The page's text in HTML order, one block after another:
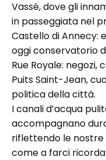
Vassé, dove gli
in passeggiata nel
Castello di Annecy:
oggi conservatorio
Rue Royale: negozi,
Puits Saint-Jean,
politica della città.
I canali d’acqua
accompagnano
riflettendo le nostre
come a farci